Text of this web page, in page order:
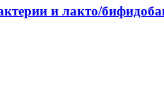
и лакто/